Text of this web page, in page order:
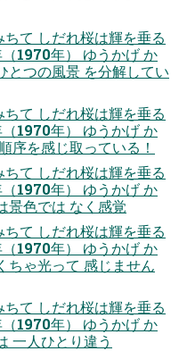
て しだれ桜は輝を垂る
1970年） ゆうかげ か
とつの風景 を分解してい
て しだれ桜は輝を垂る
1970年） ゆうかげ か
序を感じ取っている！
て しだれ桜は輝を垂る
1970年） ゆうかげ か
景色では なく感覚
て しだれ桜は輝を垂る
1970年） ゆうかげ か
ちゃ光って 感じません
て しだれ桜は輝を垂る
1970年） ゆうかげ か
一人ひとり違う